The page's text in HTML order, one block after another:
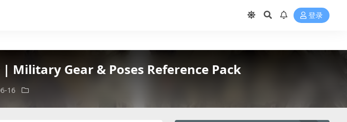
登录
Military Gear & Poses Reference Pack
16